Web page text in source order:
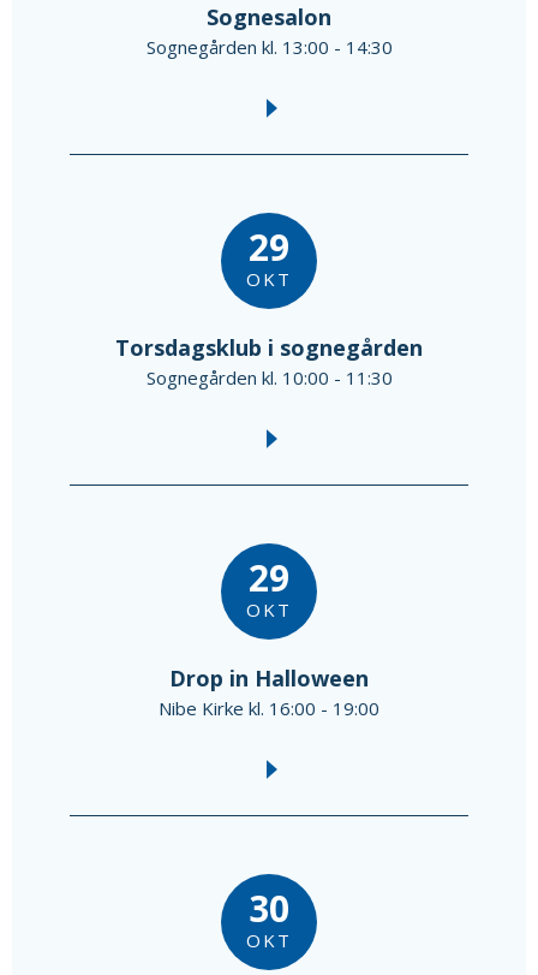
Sognesalon
Sognegården kl. 13:00 - 14:30
29
OKT
Torsdagsklub i sognegården
Sognegården kl. 10:00 - 11:30
29
OKT
Drop in Halloween
Nibe Kirke kl. 16:00 - 19:00
30
OKT